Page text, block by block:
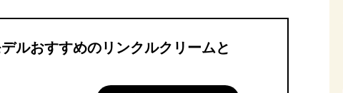
ルおすすめのリンクルクリームと